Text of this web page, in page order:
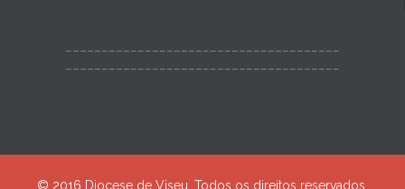
© 2016 Diocese de Viseu. Todos os direitos reservados.